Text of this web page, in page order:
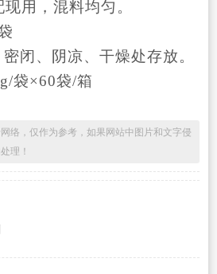
现用，混料均匀。
闭、阴凉、干燥处存放。
袋×60袋/箱
络，仅作为参考，如果网站中图片和文字侵
理！